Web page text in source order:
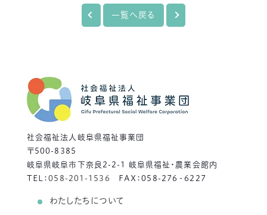
一覧へ戻る
社会福祉法人岐阜県福祉事業団
〒500-8385
岐阜県岐阜市下奈良2-2-1 岐阜県福祉・農業会館内
TEL：058-201-1536 FAX：058-276‐6227
わたしたちについて